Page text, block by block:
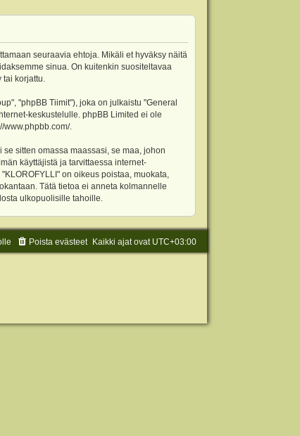
seuraavia ehtoja. Mikäli et hyväksy näitä
sinua. On kuitenkin suositeltavaa
korjattu.
"phpBB Tiimit"), joka on julkaistu "General
keskustelulle. phpBB Limited ei ole
www.phpbb.com/.
sitten omassa maassasi, se maa, johon
käyttäjistä ja tarvittaessa internet-
on oikeus poistaa, muokata,
Tätä tietoa ei anneta kolmannelle
ulkopuolisille tahoille.
Kaikki ajat ovat UTC+03:00
Poista evästeet